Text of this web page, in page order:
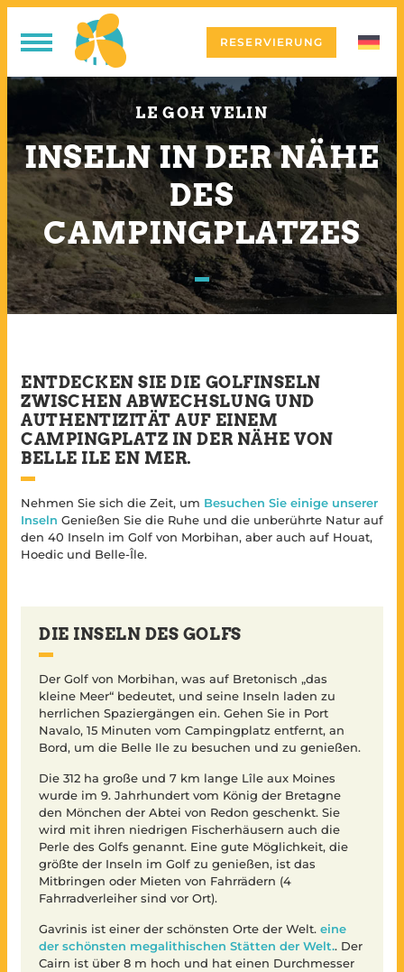
RESERVIERUNG
LE GOH VELIN
INSELN IN DER NÄHE
DES
CAMPINGPLATZES
ENTDECKEN SIE DIE GOLFINSELN
ZWISCHEN ABWECHSLUNG UND
AUTHENTIZITÄT AUF EINEM
CAMPINGPLATZ IN DER NÄHE VON
BELLE ILE EN MER.
Nehmen Sie sich die Zeit, um Besuchen Sie einige unserer
Inseln Genießen Sie die Ruhe und die unberührte Natur auf
den 40 Inseln im Golf von Morbihan, aber auch auf Houat,
Hoedic und Belle-Île.
DIE INSELN DES GOLFS
Der Golf von Morbihan, was auf Bretonisch „das
kleine Meer“ bedeutet, und seine Inseln laden zu
herrlichen Spaziergängen ein. Gehen Sie in Port
Navalo, 15 Minuten vom Campingplatz entfernt, an
Bord, um die Belle Ile zu besuchen und zu genießen.
Die 312 ha große und 7 km lange Lîle aux Moines
wurde im 9. Jahrhundert vom König der Bretagne
den Mönchen der Abtei von Redon geschenkt. Sie
wird mit ihren niedrigen Fischerhäusern auch die
Perle des Golfs genannt. Eine gute Möglichkeit, die
größte der Inseln im Golf zu genießen, ist das
Mitbringen oder Mieten von Fahrrädern (4
Fahrradverleiher sind vor Ort).
Gavrinis ist einer der schönsten Orte der Welt. eine
der schönsten megalithischen Stätten der Welt.. Der
Cairn ist über 8 m hoch und hat einen Durchmesser